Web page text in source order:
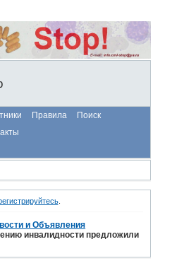
Правила
Поиск
.
и Объявления
инвалидности предложили